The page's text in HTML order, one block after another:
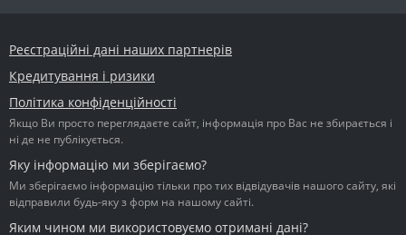
Реєстраційні дані наших партнерів
Кредитування і ризики
Політика конфіденційності
Якщо Ви просто переглядаєте сайт, інформація про Вас не збирається і
ні де не публікується.
Яку інформацію ми зберігаємо?
Ми зберігаємо інформацію тільки про тих відвідувачів нашого сайту, які
відправили будь-яку з форм на нашому сайті.
Яким чином ми використовуємо отримані дані?